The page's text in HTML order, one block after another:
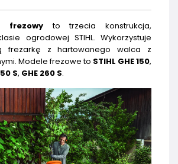
frezowyto trzecia konstrukcja,
ogrodowej STIHL. Wykorzystuje
frezarkę z hartowanego walca z
Modele frezowe to STIHL GHE 150,
S, GHE 260 S.